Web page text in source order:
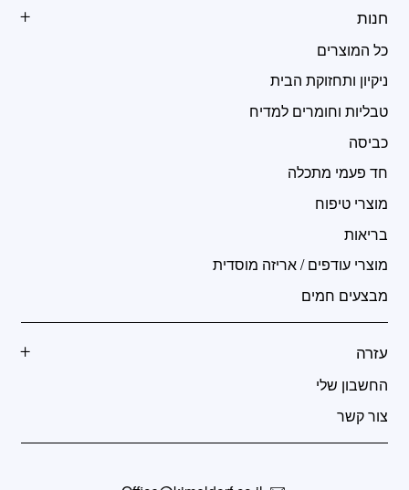
חנות
כל המוצרים
ניקיון ותחזוקת הבית
טבליות וחומרים למדיח
כביסה
חד פעמי מתכלה
מוצרי טיפוח
בריאות
מוצרי עודפים / אריזה מוסדית
מבצעים חמים
עזרה
החשבון שלי
צור קשר